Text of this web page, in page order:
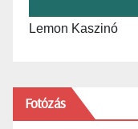
Lemon Kaszinó
Fotózás